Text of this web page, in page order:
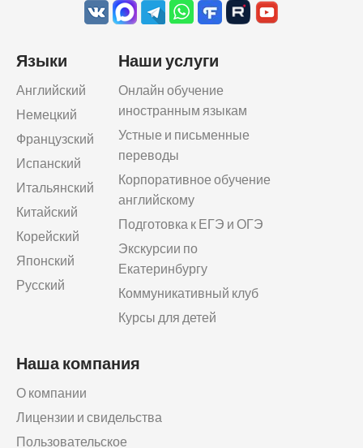
Языки
Английский
Немецкий
Французский
Испанский
Итальянский
Китайский
Корейский
Японский
Русский
Наши услуги
Онлайн обучение
иностранным языкам
Устные и письменные
переводы
Корпоративное обучение
английскому
Подготовка к ЕГЭ и ОГЭ
Экскурсии по
Екатеринбургу
Коммуникативный клуб
Курсы для детей
Наша компания
О компании
Лицензии и свидельства
Пользовательское